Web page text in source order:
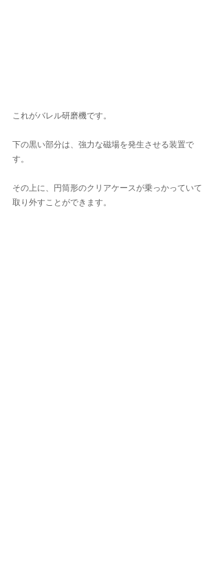
これがバレル研磨機です。
下の黒い部分は、強力な磁場を発生させる装置で
す。
その上に、円筒形のクリアケースが乗っかっていて
取り外すことができます。